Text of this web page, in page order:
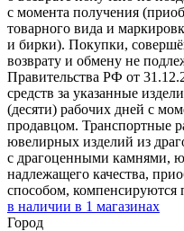
с момента получения
товарного вида и
и бирки). Покупки,
возврату и обмену не
Правительства РФ от
средств за указанные
(десяти) рабочих дней с
продавцом. Транспортные
ювелирных изделий из
с драгоценными камнями,
надлежащего качества,
способом, компенсируются
в наличии в 1 магазинах
Город